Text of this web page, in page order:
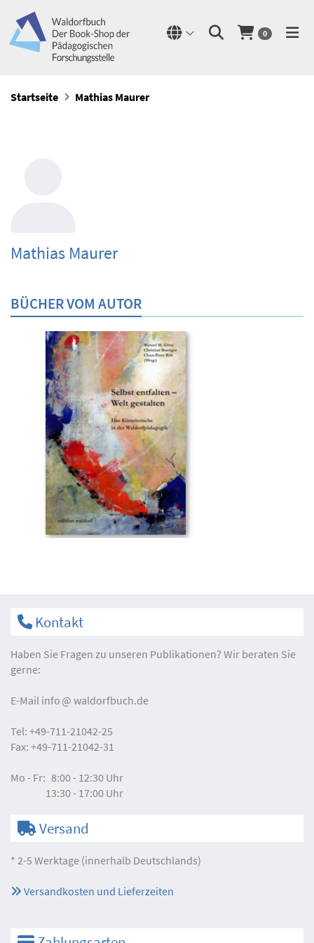
0
Startseite Mathias Maurer
Mathias Maurer
BÜCHER VOM AUTOR
Kontakt
Haben Sie Fragen zu unseren Publikationen? Wir beraten Sie
gerne:
E-Mail info waldorfbuch.de
Tel: +49-711-21042-25
Fax: +49-711-21042-31
Mo - Fr: 8:00 - 12:30 Uhr
13:30 - 17:00 Uhr
Versand
* 2-5 Werktage (innerhalb Deutschlands)
Versandkosten und Lieferzeiten